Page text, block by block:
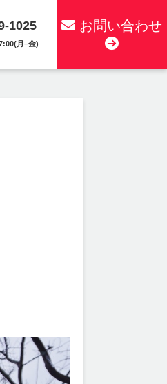
1025
月–金)
お問い合わせ